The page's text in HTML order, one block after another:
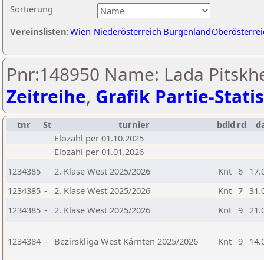
Sortierung
Vereinslisten:Wien Niederösterreich Burgenland
Pnr:148950 Name: Lada
Zeitreihe, Grafik Partie-
tnr St turnier bdld rd
Elozahl per 01.10.2025
Elozahl per 01.01.2026
1234385
2. Klase West 2025/2026 Knt 6
1234385 - 2. Klase West 2025/2026 Knt 7
1234385 - 2. Klase West 2025/2026 Knt 9
1234384 - Bezirskliga West Kärnten 2025/2026 Knt 9